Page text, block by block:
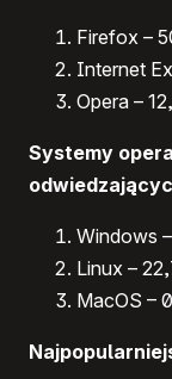
Firefox –
Internet
Opera –
Systemy
Windows
Linux –
MacOS –